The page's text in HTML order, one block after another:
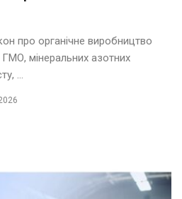
про органічне виробництво
мінеральних азотних
...